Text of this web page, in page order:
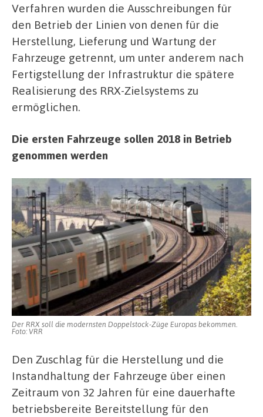
Verfahren wurden die Ausschreibungen für
den Betrieb der Linien von denen für die
Herstellung, Lieferung und Wartung der
Fahrzeuge getrennt, um unter anderem nach
Fertigstellung der Infrastruktur die spätere
Realisierung des RRX-Zielsystems zu
ermöglichen.
Die ersten Fahrzeuge sollen 2018 in Betrieb
genommen werden
Der RRX soll die modernsten Doppelstock-Züge Europas bekommen.
Foto: VRR
Den Zuschlag für die Herstellung und die
Instandhaltung der Fahrzeuge über einen
Zeitraum von 32 Jahren für eine dauerhafte
betriebsbereite Bereitstellung für den